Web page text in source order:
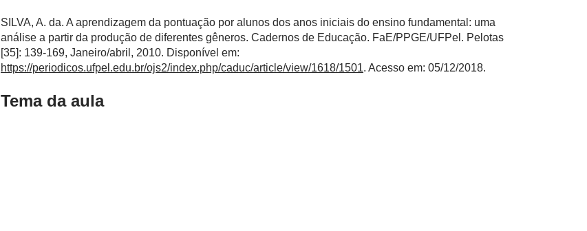
SILVA, A. da. A aprendizagem da pontuação por alunos dos anos iniciais do ensino fundamental: uma
análise a partir da produção de diferentes gêneros. Cadernos de Educação. FaE/PPGE/UFPel. Pelotas
[35]: 139-169, Janeiro/abril, 2010. Disponível em:
https://periodicos.ufpel.edu.br/ojs2/index.php/caduc/article/view/1618/1501. Acesso em: 05/12/2018.
Tema da aula